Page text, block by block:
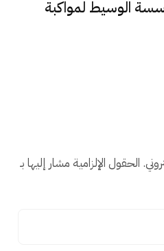
الوسيط لمواكبة
الحقول الإلزامية مشار إليها بـ